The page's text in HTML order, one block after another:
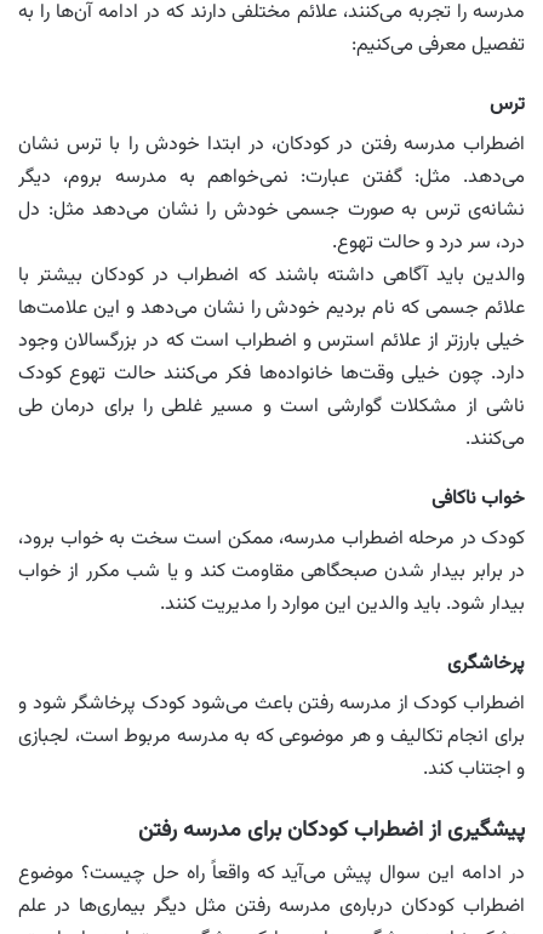
مدرسه را تجربه می‌کنند، علائم مختلفی دارند که در ادامه آن‌ها را به
تفصیل معرفی می‌کنیم:
ترس
اضطراب مدرسه رفتن در کودکان، در ابتدا خودش را با ترس نشان
می‌دهد. مثل: گفتن عبارت: نمی‌خواهم به مدرسه بروم، دیگر
نشانه‌ی ترس به صورت جسمی خودش را نشان می‌دهد مثل: دل
درد، سر درد و حالت تهوع.
والدین باید آگاهی داشته باشند که اضطراب در کودکان بیشتر با
علائم جسمی که نام بردیم خودش را نشان می‌دهد و این علامت‌ها
خیلی بارزتر از علائم استرس و اضطراب است که در بزرگسالان وجود
دارد. چون خیلی وقت‌ها خانواده‌ها فکر می‌کنند حالت تهوع کودک
ناشی از مشکلات گوارشی است و مسیر غلطی را برای درمان طی
می‌کنند.
خواب ناکافی
کودک در مرحله اضطراب مدرسه، ممکن‌ است‌ سخت به خواب برود،
در برابر بیدار شدن صبحگاهی مقاومت کند و یا شب مکرر از خواب
بیدار شود. باید والدین این موارد را مدیریت کنند.
پرخاشگری
اضطراب کودک از مدرسه رفتن باعث می‌شود کودک پرخاشگر شود و
برای انجام تکالیف و هر موضوعی که به مدرسه مربوط است، لجبازی
و اجتناب کند.
پیشگیری از اضطراب کودکان برای مدرسه رفتن
در ادامه این سوال پیش می‌آید که واقعاً راه حل چیست؟ موضوع
اضطراب کودکان درباره‌ی مدرسه رفتن مثل دیگر بیماری‌ها در علم